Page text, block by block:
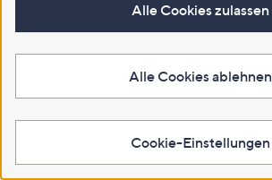
Alle Cookies zulassen
Alle Cookies ablehnen
Cookie-Einstellungen